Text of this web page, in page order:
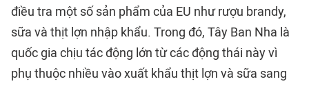
điều tra một số sản phẩm của EU như rượu brandy,
sữa và thịt lợn nhập khẩu. Trong đó, Tây Ban Nha là
quốc gia chịu tác động lớn từ các động thái này vì
phụ thuộc nhiều vào xuất khẩu thịt lợn và sữa sang